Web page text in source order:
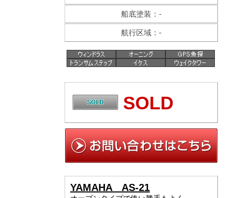
船底塗装：-
航行区域：-
SOLD
YAMAHA AS-21